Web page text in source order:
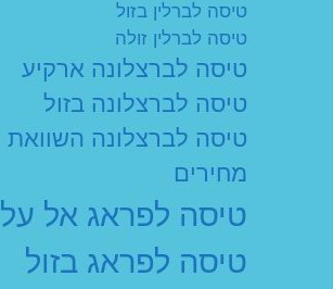
טיסה לברלין בזול
טיסה לברלין זולה
טיסה לברצלונה ארקיע
טיסה לברצלונה בזול
טיסה לברצלונה השוואת
מחירים
טיסה לפראג אל על
טיסה לפראג בזול